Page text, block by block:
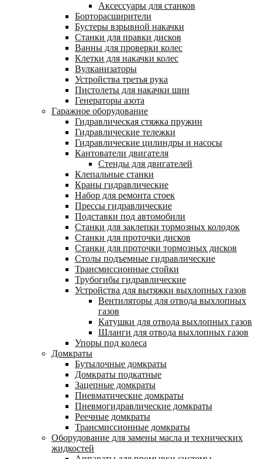
Аксессуары для станков
Борторасширители
Бустеры взрывной накачки
Станки для правки дисков
Ванны для проверки колес
Клетки для накачки колес
Вулканизаторы
Устройства третья рука
Пистолеты для накачки шин
Генераторы азота
Гаражное оборудование
Гидравлическая стяжка пружин
Гидравлические тележки
Гидравлические цилиндры и насосы
Кантователи двигателя
Стенды для двигателей
Клепальные станки
Краны гидравлические
Набор для ремонта стоек
Прессы гидравлические
Подставки под автомобили
Станки для заклепки тормозных колодок
Станки для проточки дисков
Станки для проточки тормозных дисков
Столы подъемные гидравлические
Трансмиссионные стойки
Трубогибы гидравлические
Устройства для вытяжки выхлопных газов
Вентиляторы для отвода выхлопных
газов
Катушки для отвода выхлопных газов
Шланги для отвода выхлопных газов
Упоры под колеса
Домкраты
Бутылочные домкраты
Домкраты подкатные
Зацепные домкраты
Пневматические домкраты
Пневмогидравлические домкраты
Реечные домкраты
Трансмиссионные домкраты
Оборудование для замены масла и технических
жидкостей